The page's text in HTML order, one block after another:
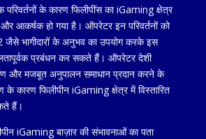
परिवर्तनों के कारण फिलीपींस का iGaming क्षेत्र
आकर्षक हो गया है। ऑपरेटर इन परिवर्तनों को
भागीदारों के अनुभव का उपयोग करके इस
प्रबंधन कर सकते हैं। ऑपरेटर देशी
और मजबूत अनुपालन समाधान प्रदान करने के
कारण फिलीपीन iGaming क्षेत्र में विस्तारित
हैं।
iGaming बाज़ार की संभावनाओं का पता